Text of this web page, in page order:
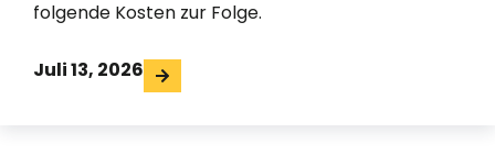
folgende Kosten zur Folge.
Juli 13, 2026